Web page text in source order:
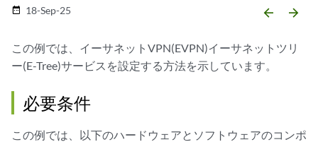
date_range 18-Sep-25 arrow_backward arrow_forward
この例では、イーサネットVPN(EVPN)イーサネットツリ
ー(E-Tree)サービスを設定する方法を示しています。
必要条件
この例では、以下のハードウェアとソフトウェアのコンポ